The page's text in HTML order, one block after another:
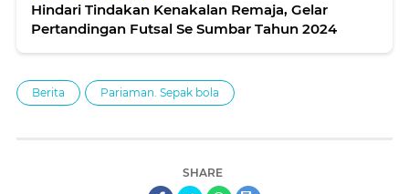
Hindari Tindakan Kenakalan Remaja, Gelar
Pertandingan Futsal Se Sumbar Tahun 2024
Berita Pariaman. Sepak bola
SHARE